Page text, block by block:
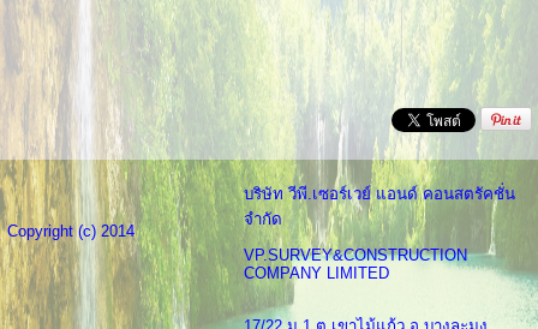
Copyright (c) 2014
บริษัท วีพี.เซอร์เวย์ แอนด์ คอนสตรัคชั่น
จำกัด
VP.SURVEY&CONSTRUCTION
COMPANY LIMITED